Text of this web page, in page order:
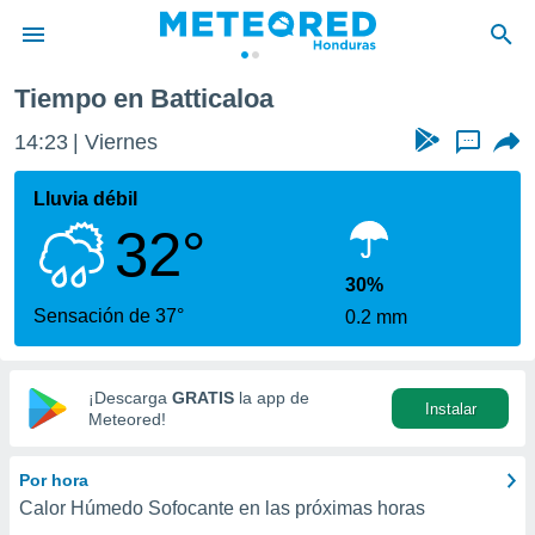
de
ha sido
para
que se
calidad.
a este
las
y
digital
basada
Tiempo en Batticaloa
14:23 Viernes ...
Lluvia débil
32°
Sensación de 37°
30%
0.2 mm
¡Descarga GRATIS la app de
Meteored!
Instalar
Por hora
Calor Húmedo Sofocante en las próximas horas